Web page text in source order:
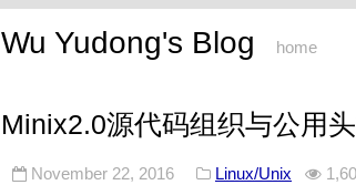
Wu Yudong's Blog home
Minix2.0源代码组织与公用
November 22, 2016 Linux/Unix